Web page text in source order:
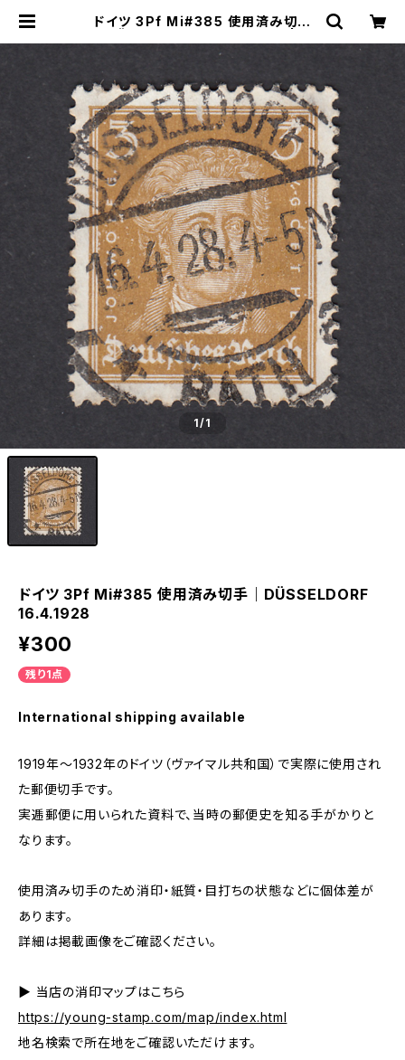
ドイツ 3Pf Mi#385 使用済み切手
ングスタンプのネットショップ | You
1/1
ドイツ 3Pf Mi#385 使用済み切手｜DÜSSELDORF
16.4.1928
¥300
残り1点
International shipping available
1919年～1932年のドイツ（ヴァイマル共和国）で実際に使用され
た郵便切手です。
実逓郵便に用いられた資料で、当時の郵便史を知る手がかりと
なります。
使用済み切手のため消印・紙質・目打ちの状態などに個体差が
あります。
詳細は掲載画像をご確認ください。
▶ 当店の消印マップはこちら
https://young-stamp.com/map/index.html
地名検索で所在地をご確認いただけます。